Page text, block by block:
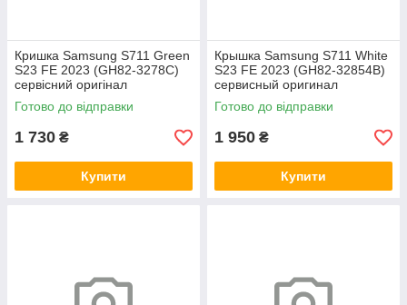
Кришка Samsung S711 Green
S23 FE 2023 (GH82-3278C)
сервісний оригінал
Готово до відправки
1 730 ₴
Купити
Крышка Samsung S711 White
S23 FE 2023 (GH82-32854B)
сервисный оригинал
Готово до відправки
1 950 ₴
Купити